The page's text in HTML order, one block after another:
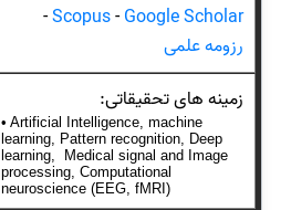
Scopus-Google Scholar
-
رزومه علمی
زمینه های تحقیقاتی:
• Artificial Intelligence, machine
learning, Pattern recognition, Deep
learning, Medical signal and Image
processing, Computational
neuroscience (EEG, fMRI)